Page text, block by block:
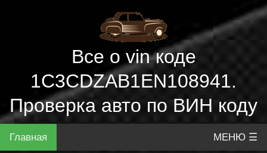
Все о vin коде
1C3CDZAB1EN108941.
Проверка авто по ВИН коду
Главная МЕНЮ ☰